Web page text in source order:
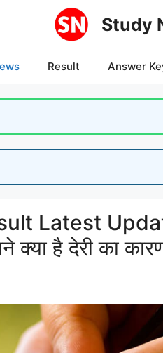
Study
Result Answer
Latest
क्या है देरी का